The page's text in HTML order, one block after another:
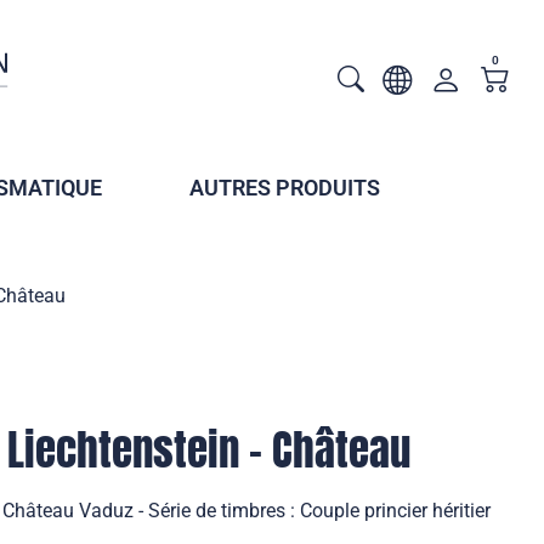
0
AUTRES PRODUITS
- Château
Vaduz - Série de timbres : Couple princier héritier